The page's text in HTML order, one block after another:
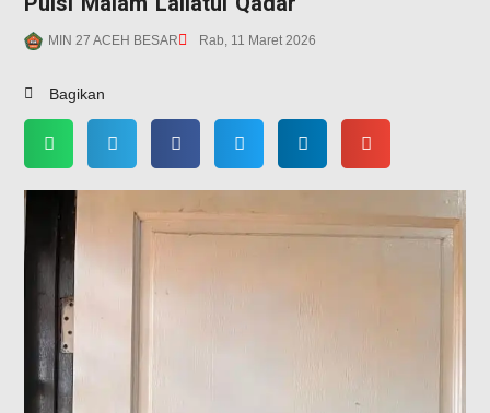
MIN 27 ACEH BESAR Rab, 11 Maret 2026
Bagikan